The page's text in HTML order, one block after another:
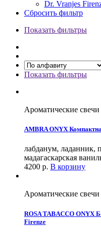
Dr. Vranjes
Сбросить фильтр
Показать фильтры
Показать фильтры
Ароматические свечи
AMBRA ONYX
лабданум, ладанник,
мадагаскарская
4200 р. В корзину
Ароматические свечи
ROSA TABACCO ONYX
Firenze